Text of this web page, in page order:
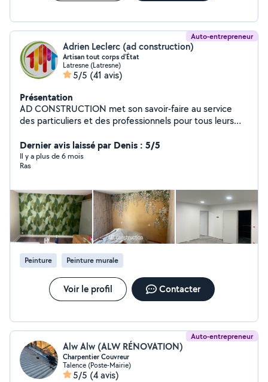
Auto-entrepreneur
Adrien Leclerc (ad construction)
Artisan tout corps d'État
Latresne (Latresne)
5/5 (41 avis)
Présentation
AD CONSTRUCTION met son savoir-faire au service
des particuliers et des professionnels pour tous leurs
rigueur et passion dans la réalisation de vos travaux, du
conseil à la finition. Écoute et accompagnement
personnalisé : Respect des délais et des normes
transparents Contactez- moi dès aujourd'hui pour
discuter de votre projet !
Dernier avis laissé par Denis : 5/5
Il y a plus de 6 mois
Ras
Peinture Peinture murale
Voir le profil Contacter
Auto-entrepreneur
Alw Alw (ALW RÉNOVATION)
Charpentier Couvreur
Talence (Poste-Mairie)
5/5 (4 avis)